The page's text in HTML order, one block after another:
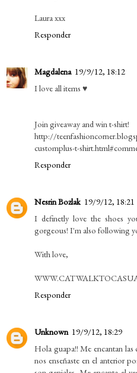
Laura xxx
Responder
Magdalena 19/9/12, 18:12
I love all items ♥
Join giveaway and win t-shirt!
http://
customplus-t-
Responder
Nesrin Bozlak 19/9/12, 18:21
I definetly love the shoes
gorgeous! I'm also following
With love,
Responder
Unknown 19/9/12, 18:29
Hola guapa!! Me encantan
nos enseñaste en el anterior